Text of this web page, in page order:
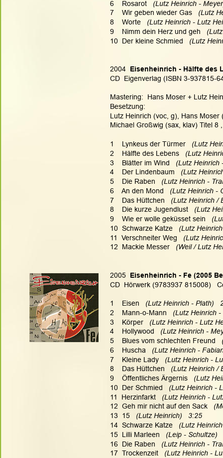
6    Rosarot (Lutz Heinrich -
7    Wir geben wieder Gas (Lutz
8    Worte (Lutz Heinrich - Lutz
9    Nimm dein Herz und geh
10  Der kleine Schmied (Lutz
2004 Eisenheinrich - Hälfte des
CD  Eigenverlag (ISBN 3-937815-
Mastering:  Hans Moser + Lutz
Besetzung:
Lutz Heinrich (voc, g), Hans
Michael Großwig (sax, klav) Titel 8
1    Lynkeus der Türmer (Lutz
2    Hälfte des Lebens (Lutz
3    Blätter im Wind (Lutz Heinrich
4    Der Lindenbaum (Lutz
5    Die Raben (Lutz Heinrich -
6    An den Mond (Lutz Heinrich -
7    Das Hüttchen (Lutz Heinrich /
8    Die kurze Jugendlust (Lutz
9    Wie er wolle geküsset sein
10  Schwarze Katze (Lutz
11  Verschneiter Weg (Lutz
12  Mackie Messer (Weil / Lutz
2005 Eisenheinrich - Fe (2005
CD  Hörwerk (9783937 815008)
1    Eisen (Lutz Heinrich - Plath)
2    Mann-o-Mann (Lutz Heinrich
3    Körper (Lutz Heinrich - Lutz
4    Hollywood (Lutz Heinrich -
5    Blues vom schlechten Freund
6    Huscha (Lutz Heinrich -
7    Kleine Lady (Lutz Heinrich -
8    Das Hüttchen (Lutz Heinrich /
9    Öffentliches Ärgernis (Lutz
10  Der Schmied (Lutz Heinrich -
11  Herzinfarkt (Lutz Heinrich -
12  Geh mir nicht auf den Sack
13  15 (Lutz Heinrich)   3:25
14  Schwarze Katze (Lutz
15  Lilli Marleen (Leip - Schultze)
16  Die Raben (Lutz Heinrich -
17  Trockenzeit (Lutz Heinrich -